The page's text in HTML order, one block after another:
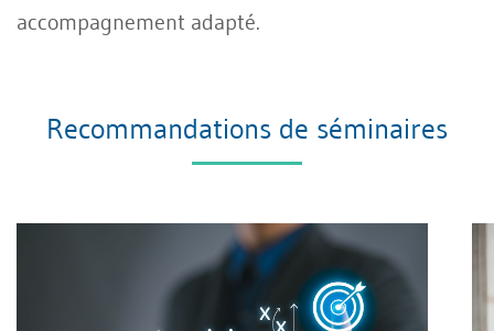
accompagnement adapté.
Recommandations de séminaires